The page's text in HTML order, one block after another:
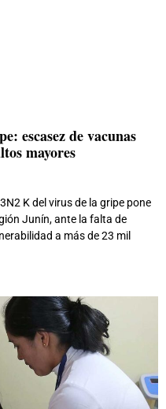
escasez de vacunas
mayores
K del virus de la gripe pone
Junín, ante la falta de
a más de 23 mil